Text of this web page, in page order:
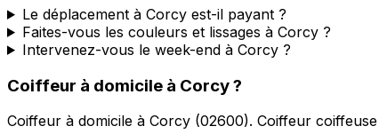
Le déplacement à Corcy est-il payant ?
Faites-vous les couleurs et lissages à Corcy ?
Intervenez-vous le week-end à Corcy ?
Coiffeur à domicile à Corcy?
Coiffeur à domicile à Corcy (02600). Coiffeur